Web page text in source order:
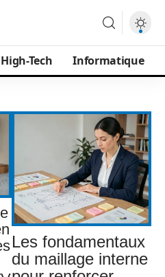
High-Tech Informatique
Les fondamentaux
du maillage interne